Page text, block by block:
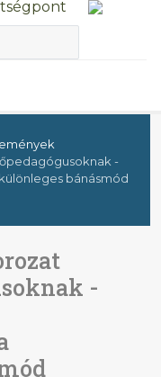
-
bánásmód
-